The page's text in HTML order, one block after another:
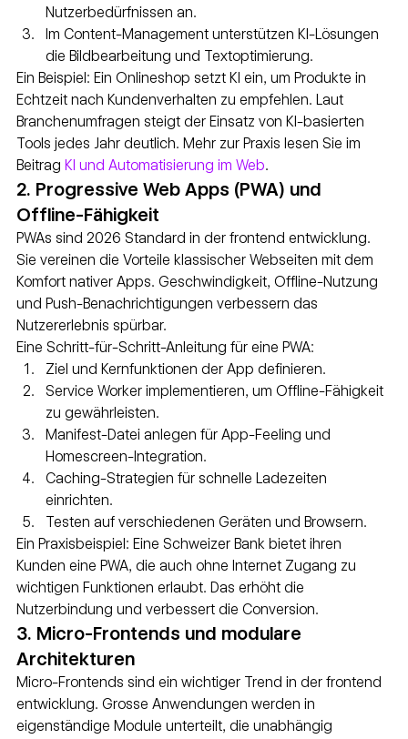
Nutzerbedürfnissen an.
Im Content-Management unterstützen KI-Lösungen
die Bildbearbeitung und Textoptimierung.
Ein Beispiel: Ein Onlineshop setzt KI ein, um Produkte in
Echtzeit nach Kundenverhalten zu empfehlen. Laut
Branchenumfragen steigt der Einsatz von KI-basierten
Tools jedes Jahr deutlich. Mehr zur Praxis lesen Sie im
Beitrag KI und Automatisierung im Web.
2. Progressive Web Apps (PWA) und
Offline-Fähigkeit
PWAs sind 2026 Standard in der frontend entwicklung.
Sie vereinen die Vorteile klassischer Webseiten mit dem
Komfort nativer Apps. Geschwindigkeit, Offline-Nutzung
und Push-Benachrichtigungen verbessern das
Nutzererlebnis spürbar.
Eine Schritt-für-Schritt-Anleitung für eine PWA:
Ziel und Kernfunktionen der App definieren.
Service Worker implementieren, um Offline-Fähigkeit
zu gewährleisten.
Manifest-Datei anlegen für App-Feeling und
Homescreen-Integration.
Caching-Strategien für schnelle Ladezeiten
einrichten.
Testen auf verschiedenen Geräten und Browsern.
Ein Praxisbeispiel: Eine Schweizer Bank bietet ihren
Kunden eine PWA, die auch ohne Internet Zugang zu
wichtigen Funktionen erlaubt. Das erhöht die
Nutzerbindung und verbessert die Conversion.
3. Micro-Frontends und modulare
Architekturen
Micro-Frontends sind ein wichtiger Trend in der frontend
entwicklung. Grosse Anwendungen werden in
eigenständige Module unterteilt, die unabhängig